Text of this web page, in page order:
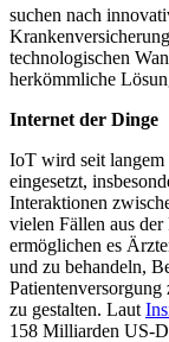
suchen nach
technologischen
herkömmliche
Internet der Dinge
IoT wird seit langem
eingesetzt,
Interaktionen
vielen Fällen aus
ermöglichen es
und zu behandeln,
zu gestalten. Laut
158 Milliarden US-